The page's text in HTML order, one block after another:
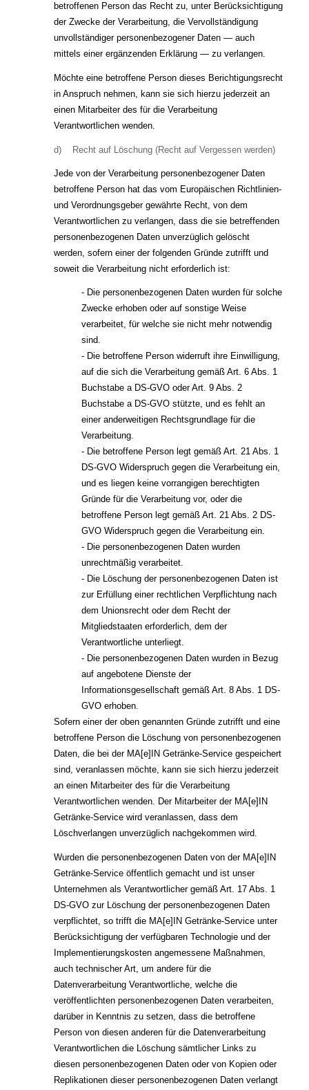
betroffenen Person das Recht zu, unter Berücksichtigung
der Zwecke der Verarbeitung, die Vervollständigung
unvollständiger personenbezogener Daten — auch
mittels einer ergänzenden Erklärung — zu verlangen.
Möchte eine betroffene Person dieses Berichtigungsrecht
in Anspruch nehmen, kann sie sich hierzu jederzeit an
einen Mitarbeiter des für die Verarbeitung
Verantwortlichen wenden.
d) Recht auf Löschung (Recht auf Vergessen werden)
Jede von der Verarbeitung personenbezogener Daten
betroffene Person hat das vom Europäischen Richtlinien-
und Verordnungsgeber gewährte Recht, von dem
Verantwortlichen zu verlangen, dass die sie betreffenden
personenbezogenen Daten unverzüglich gelöscht
werden, sofern einer der folgenden Gründe zutrifft und
soweit die Verarbeitung nicht erforderlich ist:
- Die personenbezogenen Daten wurden für solche
Zwecke erhoben oder auf sonstige Weise
verarbeitet, für welche sie nicht mehr notwendig
sind.
- Die betroffene Person widerruft ihre Einwilligung,
auf die sich die Verarbeitung gemäß Art. 6 Abs. 1
Buchstabe a DS-GVO oder Art. 9 Abs. 2
Buchstabe a DS-GVO stützte, und es fehlt an
einer anderweitigen Rechtsgrundlage für die
Verarbeitung.
- Die betroffene Person legt gemäß Art. 21 Abs. 1
DS-GVO Widerspruch gegen die Verarbeitung ein,
und es liegen keine vorrangigen berechtigten
Gründe für die Verarbeitung vor, oder die
betroffene Person legt gemäß Art. 21 Abs. 2 DS-
GVO Widerspruch gegen die Verarbeitung ein.
- Die personenbezogenen Daten wurden
unrechtmäßig verarbeitet.
- Die Löschung der personenbezogenen Daten ist
zur Erfüllung einer rechtlichen Verpflichtung nach
dem Unionsrecht oder dem Recht der
Mitgliedstaaten erforderlich, dem der
Verantwortliche unterliegt.
- Die personenbezogenen Daten wurden in Bezug
auf angebotene Dienste der
Informationsgesellschaft gemäß Art. 8 Abs. 1 DS-
GVO erhoben.
Sofern einer der oben genannten Gründe zutrifft und eine
betroffene Person die Löschung von personenbezogenen
Daten, die bei der MA[e]IN Getränke-Service gespeichert
sind, veranlassen möchte, kann sie sich hierzu jederzeit
an einen Mitarbeiter des für die Verarbeitung
Verantwortlichen wenden. Der Mitarbeiter der MA[e]IN
Getränke-Service wird veranlassen, dass dem
Löschverlangen unverzüglich nachgekommen wird.
Wurden die personenbezogenen Daten von der MA[e]IN
Getränke-Service öffentlich gemacht und ist unser
Unternehmen als Verantwortlicher gemäß Art. 17 Abs. 1
DS-GVO zur Löschung der personenbezogenen Daten
verpflichtet, so trifft die MA[e]IN Getränke-Service unter
Berücksichtigung der verfügbaren Technologie und der
Implementierungskosten angemessene Maßnahmen,
auch technischer Art, um andere für die
Datenverarbeitung Verantwortliche, welche die
veröffentlichten personenbezogenen Daten verarbeiten,
darüber in Kenntnis zu setzen, dass die betroffene
Person von diesen anderen für die Datenverarbeitung
Verantwortlichen die Löschung sämtlicher Links zu
diesen personenbezogenen Daten oder von Kopien oder
Replikationen dieser personenbezogenen Daten verlangt